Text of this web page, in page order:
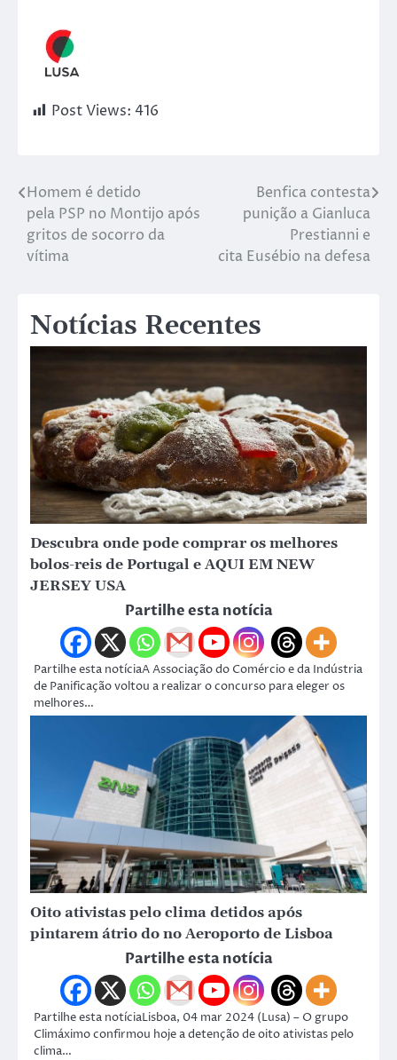
Post Views: 416
Homem é detido
pela PSP no Montijo após
gritos de socorro da
vítima
Benfica contesta
punição a Gianluca
Prestianni e
cita Eusébio na defesa
Notícias Recentes
Descubra onde pode comprar os melhores
bolos-reis de Portugal e AQUI EM NEW
JERSEY USA
Partilhe esta notícia
Partilhe esta notíciaA Associação do Comércio e da Indústria
de Panificação voltou a realizar o concurso para eleger os
melhores…
Oito ativistas pelo clima detidos após
pintarem átrio do no Aeroporto de Lisboa
Partilhe esta notícia
Partilhe esta notíciaLisboa, 04 mar 2024 (Lusa) – O grupo
Climáximo confirmou hoje a detenção de oito ativistas pelo
clima…